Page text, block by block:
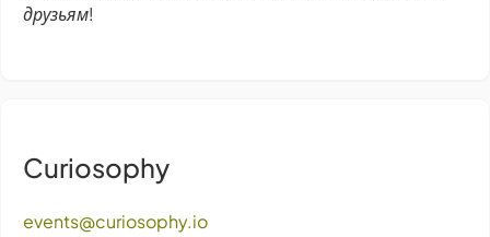
друзьям!
Curiosophy
events@curiosophy.io